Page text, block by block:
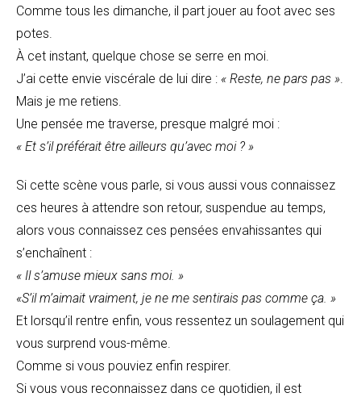
Comme tous les dimanche, il part jouer au foot avec ses
potes.
À cet instant, quelque chose se serre en moi.
J’ai cette envie viscérale de lui dire : « Reste, ne pars pas ».
Mais je me retiens.
Une pensée me traverse, presque malgré moi :
« Et s’il préférait être ailleurs qu’avec moi ? »
Si cette scène vous parle, si vous aussi vous connaissez
ces heures à attendre son retour, suspendue au temps,
alors vous connaissez ces pensées envahissantes qui
s’enchaînent :
« Il s’amuse mieux sans moi. »
«S’il m’aimait vraiment, je ne me sentirais pas comme ça. »
Et lorsqu’il rentre enfin, vous ressentez un soulagement qui
vous surprend vous-même.
Comme si vous pouviez enfin respirer.
Si vous vous reconnaissez dans ce quotidien, il est